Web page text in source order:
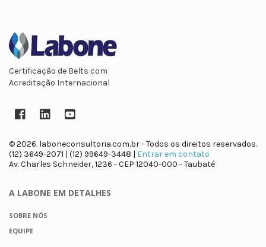
Certificação de Belts com
Acreditação Internacional
Facebook
LinkedInYouTube
© 2026. laboneconsultoria.com.br - Todos os direitos reservados.
(12) 3649-2071 | (12) 99649-3448 | Entrar em contato
Av. Charles Schneider, 1236 - CEP 12040-000 - Taubaté
A LABONE EM DETALHES
SOBRE NÓS
EQUIPE